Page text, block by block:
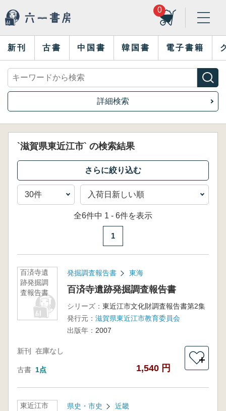
0
新刊 古書 中国書 韓国書 電子書籍
詳細検索
`滋賀県東近江市` の検索結果
全6件中 1 - 6件を表示
1
百済寺遺
跡発掘調
査報告書
発掘調査報告書 東海
百済寺遺跡発掘調査報告書
シリーズ： 東近江市文化財調査報告書第2集
発行元： 滋賀県東近江市教育委員会
出版年： 2007
新刊 在庫なし
古書 1点 1,540 円
＋
東近江市
県史・市史 近畿